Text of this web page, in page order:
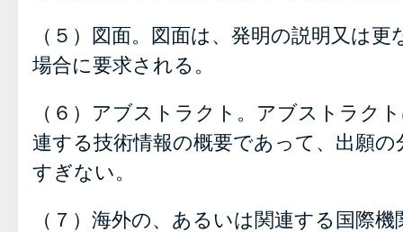
（５）図面。図面は、発明の説明又は
場合に要求される。
（６）アブストラクト。アブストラク
連する技術情報の概要であって、出願
すぎない。
（７）海外の、あるいは関連する国際